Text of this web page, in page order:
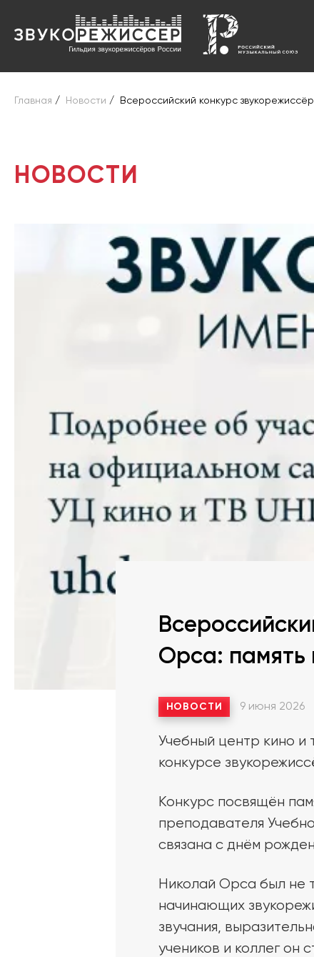
Главная / Новости / Всероссийский конкурс
НОВОСТИ
Орса: память
НОВОСТИ 9 июня 2026
Учебный центр кино и
конкурсе
Конкурс посвящён
преподавателя
связана с днём
Николай Орса был не
начинающих
звучания,
учеников и коллег он